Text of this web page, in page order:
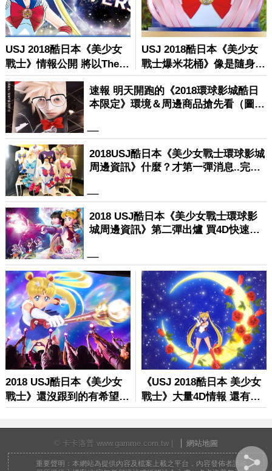
© 卡卡洛普 www.gamme.com.tw | 網站地圖
重要聲明：本網站為提供內容及檔案上載之平台，內容發佈者請確